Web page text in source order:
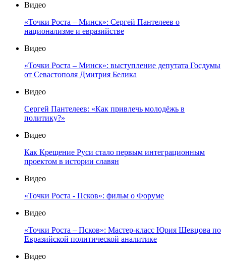
Видео
«Точки Роста – Минск»: Сергей Пантелеев о
национализме и евразийстве
Видео
«Точки Роста – Минск»: выступление депутата Госдумы
от Севастополя Дмитрия Белика
Видео
Сергей Пантелеев: «Как привлечь молодёжь в
политику?»
Видео
Как Крещение Руси стало первым интеграционным
проектом в истории славян
Видео
«Точки Роста - Псков»: фильм о Форуме
Видео
«Точки Роста – Псков»: Мастер-класс Юрия Шевцова по
Евразийской политической аналитике
Видео